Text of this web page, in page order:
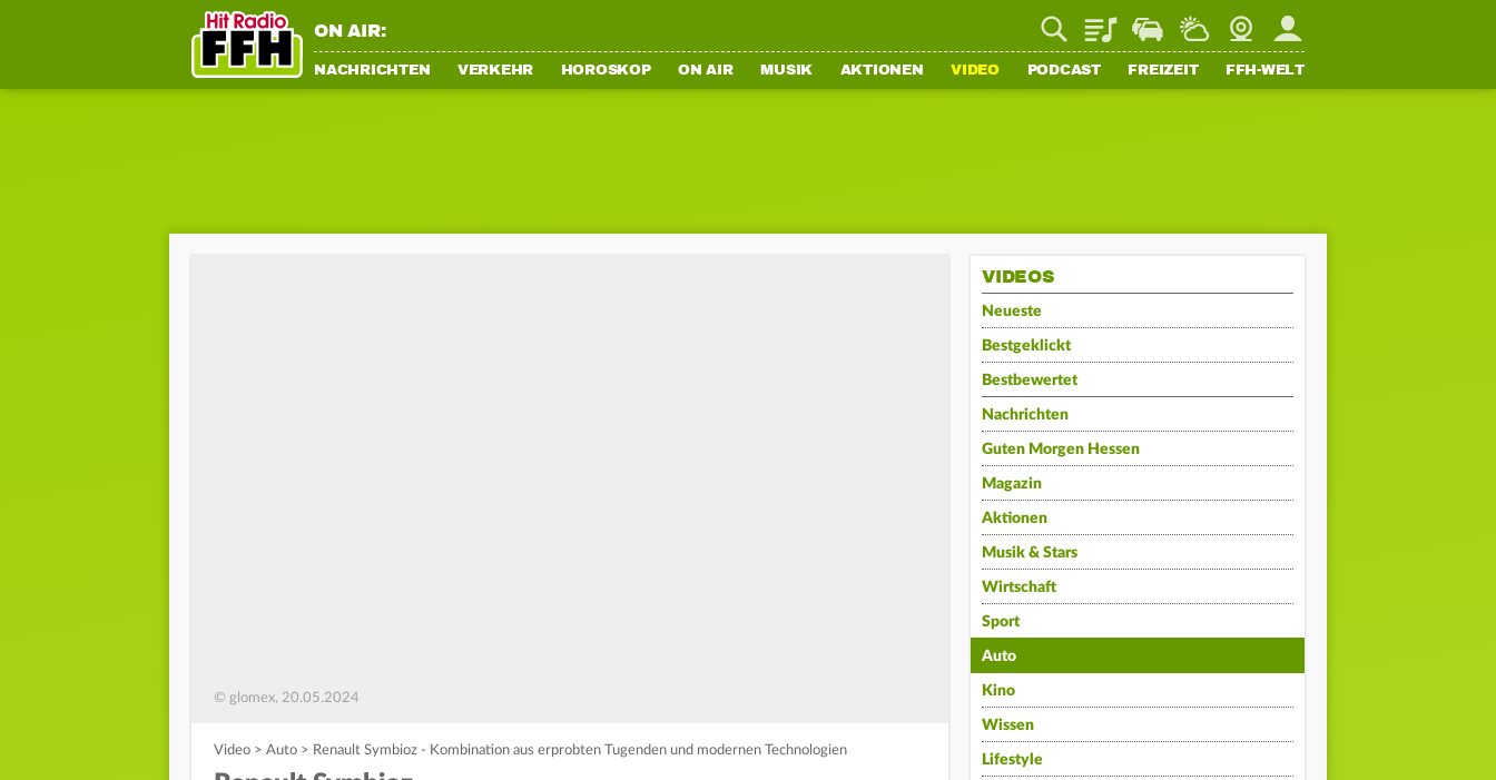
ON AIR: PlaylistStaupilotWetterWebcamMein FFH
NACHRICHTEN VERKEHR HOROSKOP ON AIR MUSIK AKTIONEN VIDEO PODCAST FREIZEIT FFH-WELT
© glomex, 20.05.2024
Video > Auto > Renault Symbioz - Kombination aus erprobten Tugenden und modernen Technologien
VIDEOS
Neueste
Bestgeklickt
Bestbewertet
Nachrichten
Guten Morgen Hessen
Magazin
Aktionen
Musik & Stars
Wirtschaft
Sport
Auto
Kino
Wissen
Lifestyle